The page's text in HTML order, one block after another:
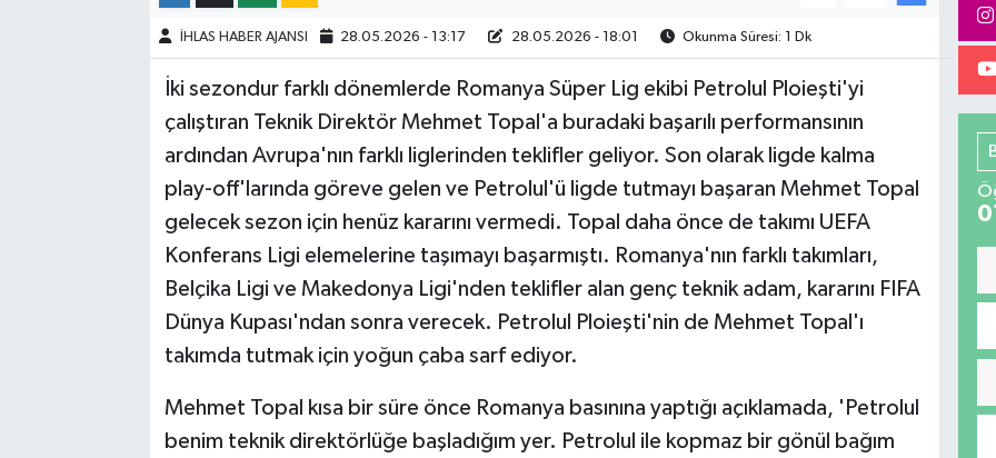
İHLAS HABER AJANSI 28.05.2026 - 13:17 28.05.2026 - 18:01 Okunma Süresi: 1 Dk
İki sezondur farklı dönemlerde Romanya Süper Lig ekibi Petrolul Ploieşti'yi
çalıştıran Teknik Direktör Mehmet Topal'a buradaki başarılı performansının
ardından Avrupa'nın farklı liglerinden teklifler geliyor. Son olarak ligde kalma
play-off'larında göreve gelen ve Petrolul'ü ligde tutmayı başaran Mehmet Topal
gelecek sezon için henüz kararını vermedi. Topal daha önce de takımı UEFA
Konferans Ligi elemelerine taşımayı başarmıştı. Romanya'nın farklı takımları,
Belçika Ligi ve Makedonya Ligi'nden teklifler alan genç teknik adam, kararını FIFA
Dünya Kupası'ndan sonra verecek. Petrolul Ploieşti'nin de Mehmet Topal'ı
takımda tutmak için yoğun çaba sarf ediyor.
Mehmet Topal kısa bir süre önce Romanya basınına yaptığı açıklamada, 'Petrolul
benim teknik direktörlüğe başladığım yer. Petrolul ile kopmaz bir gönül bağım